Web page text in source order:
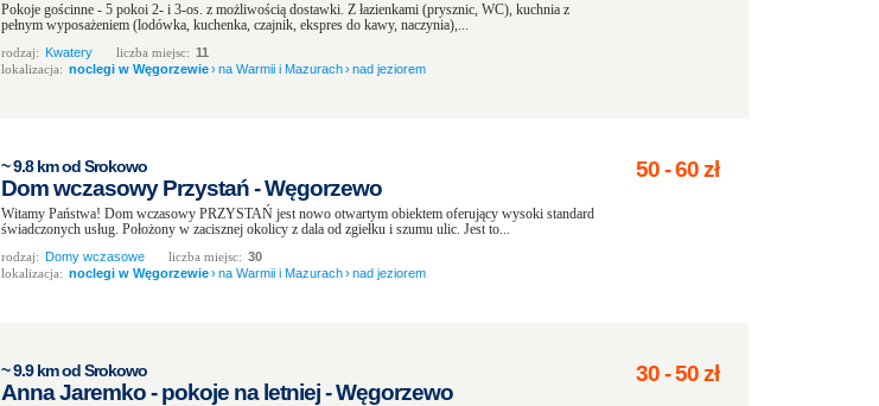
Pokoje gościnne - 5 pokoi 2- i 3-os. z możliwością dostawki. Z łazienkami (prysznic, WC), kuchnia z
pełnym wyposażeniem (lodówka, kuchenka, czajnik, ekspres do kawy, naczynia),...
rodzaj: Kwatery liczba miejsc: 11
lokalizacja: noclegi w Węgorzewie›na Warmii i Mazurach›nad jeziorem
~ 9.8 km od Srokowo
Dom wczasowy Przystań - Węgorzewo
Witamy Państwa! Dom wczasowy PRZYSTAŃ jest nowo otwartym obiektem oferujący wysoki standard
świadczonych usług. Położony w zacisznej okolicy z dala od zgiełku i szumu ulic. Jest to...
rodzaj: Domy wczasowe liczba miejsc: 30
lokalizacja: noclegi w Węgorzewie›na Warmii i Mazurach›nad jeziorem
50-60zł
~ 9.9 km od Srokowo
Anna Jaremko - pokoje na letniej - Węgorzewo
30-50zł